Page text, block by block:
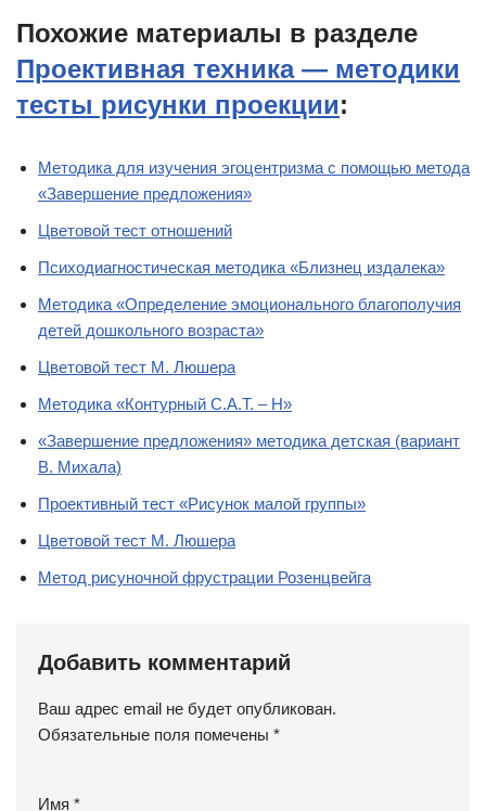
Похожие материалы в разделе
Проективная техника — методики
тесты рисунки проекции:
Методика для изучения эгоцентризма с помощью метода
«Завершение предложения»
Цветовой тест отношений
Психодиагностическая методика «Близнец издалека»
Методика «Определение эмоционального благополучия
детей дошкольного возраста»
Цветовой тест М. Люшера
Методика «Контурный С.А.Т. – Н»
«Завершение предложения» методика детская (вариант
В. Михала)
Проективный тест «Рисунок малой группы»
Цветовой тест М. Люшера
Метод рисуночной фрустрации Розенцвейга
Добавить комментарий
Ваш адрес email не будет опубликован.
Обязательные поля помечены *
Имя *